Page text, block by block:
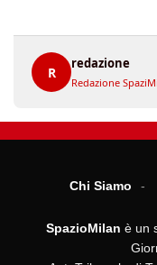
R
redazione
Redazione
Chi Siamo
SpazioMilan è un